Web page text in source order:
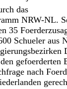
das
NRW-NL.
35
Schueler aus
gefoerderten
nach